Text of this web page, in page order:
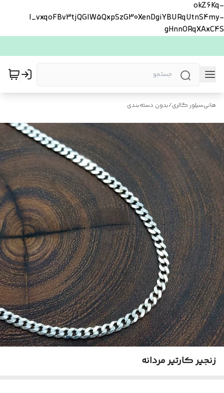
okZ6Kq-
l_vxqoFBv3tjQGlW5QxpSzG30XenDgiYBURqUtnS4my-
gHnnORqXAxC4S
هانی‌سیلور گالری/بدون دسته‌بندی
زنجیر کارتیر مردانه